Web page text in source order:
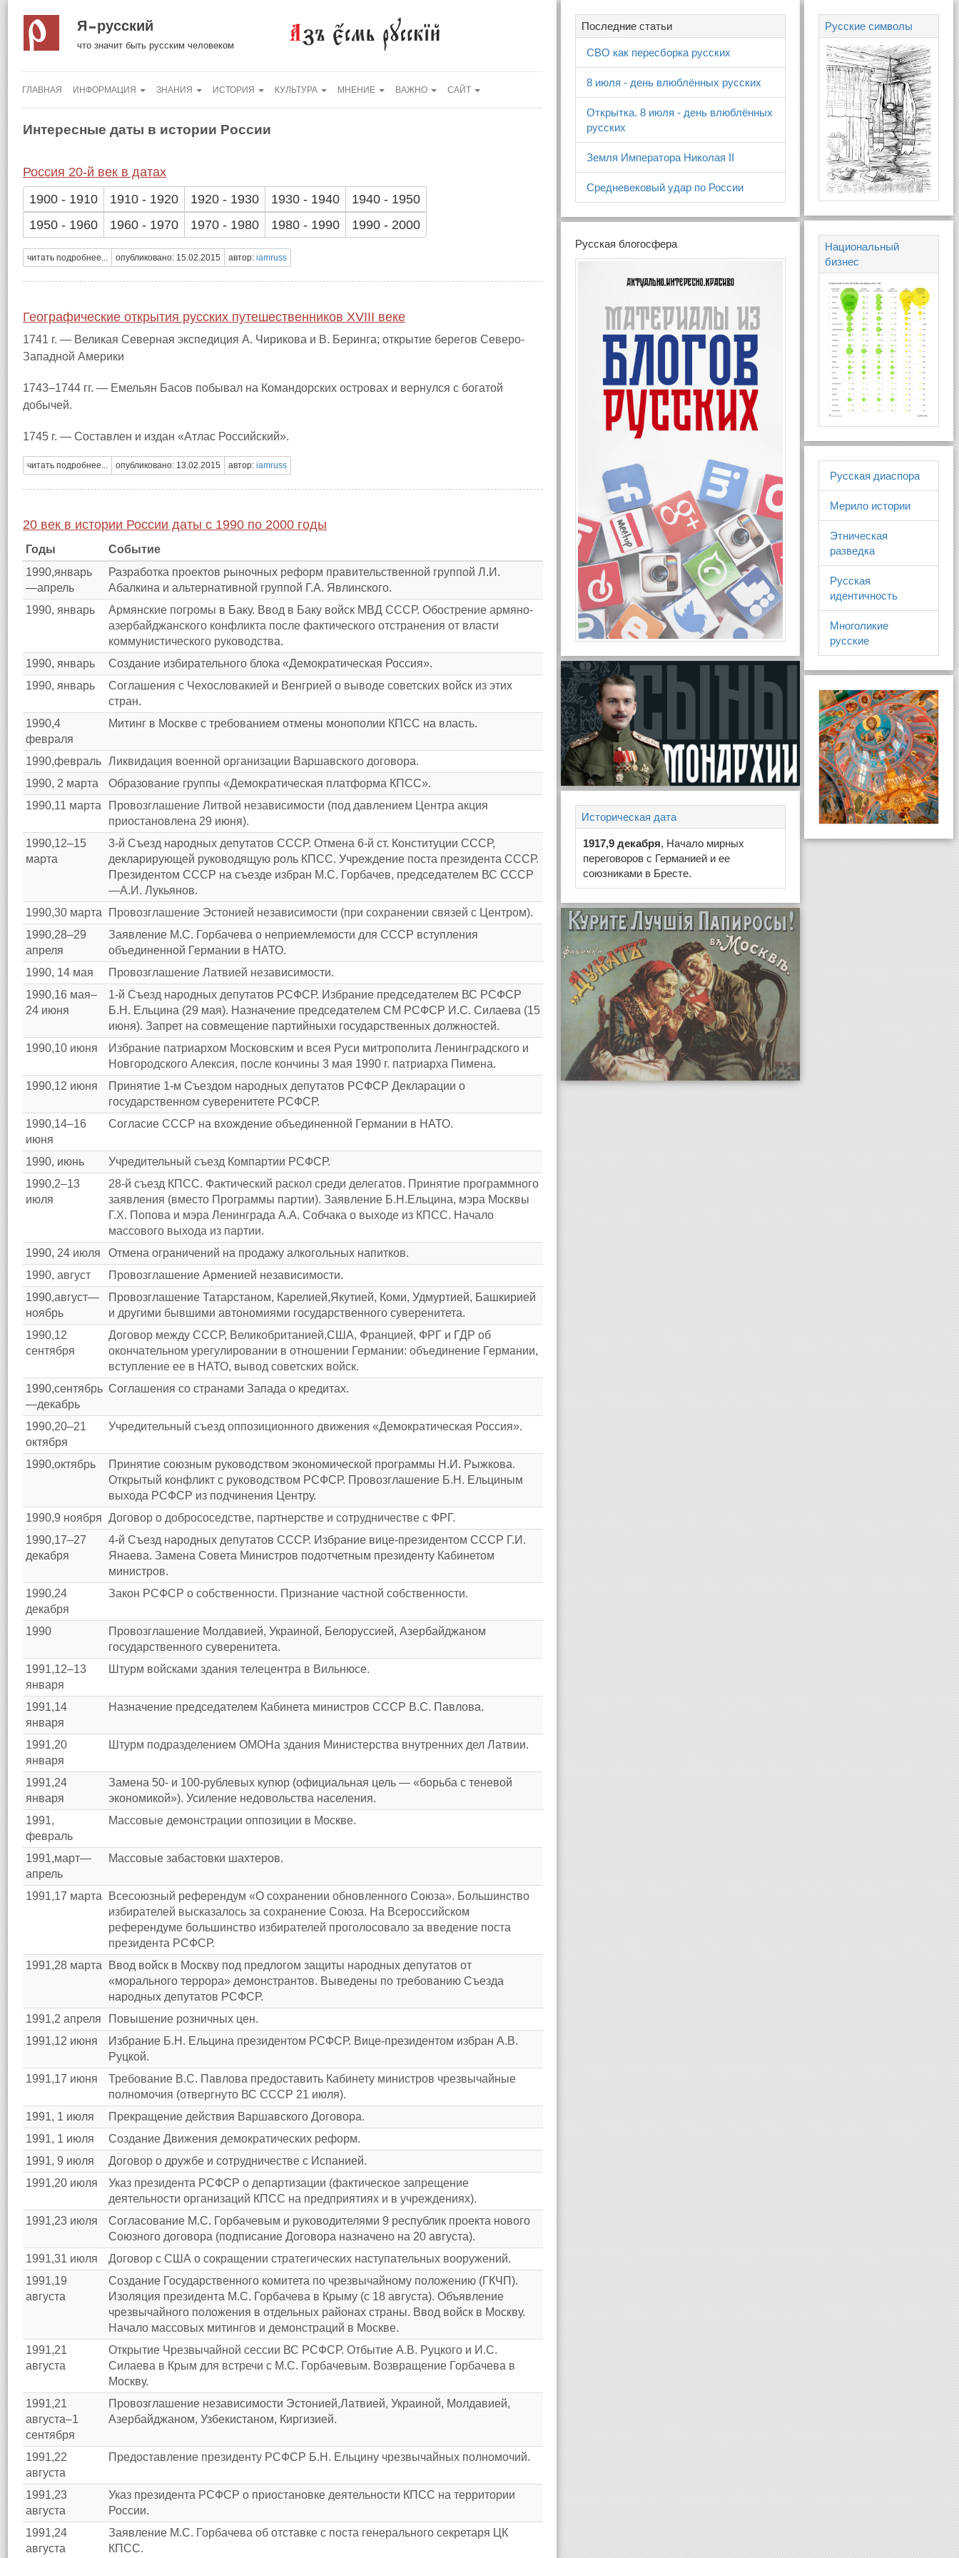
Я русский
что значит быть русским человеком
ГЛАВНАЯ ИНФОРМАЦИЯ ЗНАНИЯ ИСТОРИЯ КУЛЬТУРА МНЕНИЕ ВАЖНО САЙТ
Интересные даты в истории России
Россия 20-й век в датах
1900 - 1910
1910 - 1920 1920 - 1930 1930 - 1940
1940 - 1950
1950 - 1960
1960 - 1970 1970 - 1980 1980 - 1990 1990 - 2000
читать подробнее... опубликовано: 15.02.2015 автор: iamruss
Географические открытия русских путешественников XVIII веке
1741 г. — Великая Северная экспедиция А. Чирикова и В. Беринга; открытие берегов Северо-
Западной Америки
1743–1744 гг. — Емельян Басов побывал на Командорских островах и вернулся с богатой
добычей.
1745 г. — Составлен и издан «Атлас Российский».
читать подробнее... опубликовано: 13.02.2015 автор: iamruss
20 век в истории России даты с 1990 по 2000 годы
Годы
Событие
1990,январь
—апрель
Разработка проектов рыночных реформ правительственной группой Л.И.
Абалкина и альтернативной группой Г.А. Явлинского.
1990, январь
Армянские погромы в Баку. Ввод в Баку войск МВД СССР. Обострение армяно-
азербайджанского конфликта после фактического отстранения от власти
коммунистического руководства.
1990, январь
Создание избирательного блока «Демократическая Россия».
1990, январь
Соглашения с Чехословакией и Венгрией о выводе советских войск из этих
стран.
1990,4
февраля
Митинг в Москве с требованием отмены монополии КПСС на власть.
1990,февраль Ликвидация военной организации Варшавского договора.
1990, 2 марта
Образование группы «Демократическая платформа КПСС».
1990,11 марта
Провозглашение Литвой независимости (под давлением Центра акция
приостановлена 29 июня).
1990,12–15
марта
3-й Съезд народных депутатов СССР. Отмена 6-й ст. Конституции СССР,
декларирующей руководящую роль КПСС. Учреждение поста президента СССР.
Президентом СССР на съезде избран М.С. Горбачев, председателем ВС СССР
—А.И. Лукьянов.
1990,30 марта
Провозглашение Эстонией независимости (при сохранении связей с Центром).
1990,28–29
апреля
Заявление М.С. Горбачева о неприемлемости для СССР вступления
объединенной Германии в НАТО.
1990, 14 мая
Провозглашение Латвией независимости.
1990,16 мая–
24 июня
1-й Съезд народных депутатов РСФСР. Избрание председателем ВС РСФСР
Б.Н. Ельцина (29 мая). Назначение председателем СМ РСФСР И.С. Силаева (15
июня). Запрет на совмещение партийныхи государственных должностей.
1990,10 июня
Избрание патриархом Московским и всея Руси митрополита Ленинградского и
Новгородского Алексия, после кончины 3 мая 1990 г. патриарха Пимена.
1990,12 июня
Принятие 1-м Съездом народных депутатов РСФСР Декларации о
государственном суверенитете РСФСР.
1990,14–16
июня
Согласие СССР на вхождение объединенной Германии в НАТО.
1990, июнь
Учредительный съезд Компартии РСФСР.
1990,2–13
июля
28-й съезд КПСС. Фактический раскол среди делегатов. Принятие программного
заявления (вместо Программы партии). Заявление Б.Н.Ельцина, мэра Москвы
Г.Х. Попова и мэра Ленинграда А.А. Собчака о выходе из КПСС. Начало
массового выхода из партии.
1990, 24 июля
Отмена ограничений на продажу алкогольных напитков.
1990, август
Провозглашение Арменией независимости.
1990,август—
ноябрь
Провозглашение Татарстаном, Карелией,Якутией, Коми, Удмуртией, Башкирией
и другими бывшими автономиями государственного суверенитета.
1990,12
сентября
Договор между СССР, Великобританией,США, Францией, ФРГ и ГДР об
окончательном урегулировании в отношении Германии: объединение Германии,
вступление ее в НАТО, вывод советских войск.
1990,сентябрь
—декабрь
Соглашения со странами Запада о кредитах.
1990,20–21
октября
Учредительный съезд оппозиционного движения «Демократическая Россия».
1990,октябрь
Принятие союзным руководством экономической программы Н.И. Рыжкова.
Открытый конфликт с руководством РСФСР. Провозглашение Б.Н. Ельциным
выхода РСФСР из подчинения Центру.
1990,9 ноября Договор о добрососедстве, партнерстве и сотрудничестве с ФРГ.
1990,17–27
декабря
4-й Съезд народных депутатов СССР. Избрание вице-президентом СССР Г.И.
Янаева. Замена Совета Министров подотчетным президенту Кабинетом
министров.
1990,24
декабря
Закон РСФСР о собственности. Признание частной собственности.
1990
Провозглашение Молдавией, Украиной, Белоруссией, Азербайджаном
государственного суверенитета.
1991,12–13
января
Штурм войсками здания телецентра в Вильнюсе.
1991,14
января
Назначение председателем Кабинета министров СССР В.С. Павлова.
1991,20
января
Штурм подразделением ОМОНа здания Министерства внутренних дел Латвии.
1991,24
января
Замена 50- и 100-рублевых купюр (официальная цель — «борьба с теневой
экономикой»). Усиление недовольства населения.
1991,
февраль
Массовые демонстрации оппозиции в Москве.
1991,март—
апрель
Массовые забастовки шахтеров.
1991,17 марта
Всесоюзный референдум «О сохранении обновленного Союза». Большинство
избирателей высказалось за сохранение Союза. На Всероссийском
референдуме большинство избирателей проголосовало за введение поста
президента РСФСР.
1991,28 марта
Ввод войск в Москву под предлогом защиты народных депутатов от
«морального террора» демонстрантов. Выведены по требованию Съезда
народных депутатов РСФСР.
1991,2 апреля
Повышение розничных цен.
1991,12 июня
Избрание Б.Н. Ельцина президентом РСФСР. Вице-президентом избран А.В.
Руцкой.
1991,17 июня
Требование В.С. Павлова предоставить Кабинету министров чрезвычайные
полномочия (отвергнуто ВС СССР 21 июля).
1991, 1 июля
Прекращение действия Варшавского Договора.
1991, 1 июля
Создание Движения демократических реформ.
1991, 9 июля
Договор о дружбе и сотрудничестве с Испанией.
1991,20 июля
Указ президента РСФСР о департизации (фактическое запрещение
деятельности организаций КПСС на предприятиях и в учреждениях).
1991,23 июля
Согласование М.С. Горбачевым и руководителями 9 республик проекта нового
Союзного договора (подписание Договора назначено на 20 августа).
1991,31 июля
Договор с США о сокращении стратегических наступательных вооружений.
1991,19
августа
Создание Государственного комитета по чрезвычайному положению (ГКЧП).
Изоляция президента М.С. Горбачева в Крыму (с 18 августа). Объявление
чрезвычайного положения в отдельных районах страны. Ввод войск в Москву.
Начало массовых митингов и демонстраций в Москве.
1991,21
августа
Открытие Чрезвычайной сессии ВС РСФСР. Отбытие А.В. Руцкого и И.С.
Силаева в Крым для встречи с М.С. Горбачевым. Возвращение Горбачева в
Москву.
1991,21
августа–1
сентября
Провозглашение независимости Эстонией,Латвией, Украиной, Молдавией,
Азербайджаном, Узбекистаном, Киргизией.
1991,22
августа
Предоставление президенту РСФСР Б.Н. Ельцину чрезвычайных полномочий.
1991,23
августа
Указ президента РСФСР о приостановке деятельности КПСС на территории
России.
1991,24
августа
Заявление М.С. Горбачева об отставке с поста генерального секретаря ЦК
КПСС.
Последние статьи
СВО как пересборка русских
8 июля - день влюблённых русских
Открытка. 8 июля - день влюблённых
русских
Земля Императора Николая II
Средневековый удар по России
Русская блогосфера
Историческая дата
1917,9 декабря, Начало мирных
переговоров с Германией и ее
союзниками в Бресте.
Русские символы
Национальный
бизнес
Русская диаспора
Мерило истории
Этническая
разведка
Русская
идентичность
Многоликие
русские